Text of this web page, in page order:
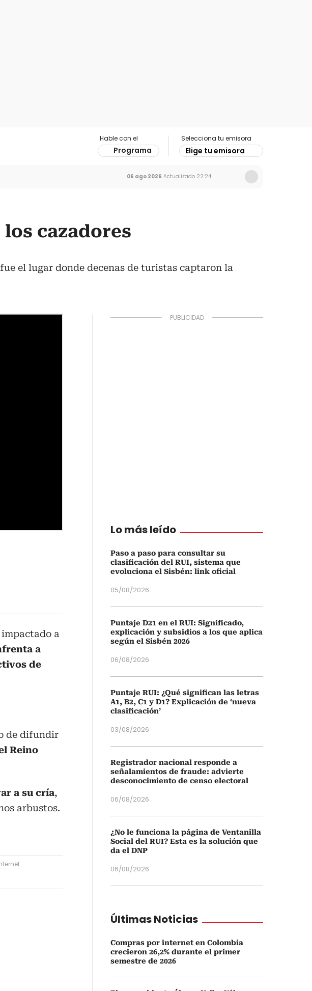
Hable con el
Programa
Selecciona tu emisora
Elige tu emisora
06 ago 2026 Actualizado 22:24
cazadores
el lugar donde decenas de turistas captaron la
a
a
de
de difundir
Reino
a su cría,
arbustos.
Lo más leído
Paso a paso para consultar su
clasificación del RUI, sistema que
evoluciona el Sisbén: link oficial
05/08/2026
Puntaje D21 en el RUI: Significado,
explicación y subsidios a los que aplica
según el Sisbén 2026
06/08/2026
Puntaje RUI: ¿Qué significan las letras
A1, B2, C1 y D1? Explicación de ‘nueva
clasificación’
03/08/2026
Registrador nacional responde a
señalamientos de fraude: advierte
desconocimiento de censo electoral
06/08/2026
¿No le funciona la página de Ventanilla
Social del RUI? Esta es la solución que
da el DNP
06/08/2026
Últimas Noticias
Compras por internet en Colombia
crecieron 26,2% durante el primer
semestre de 2026